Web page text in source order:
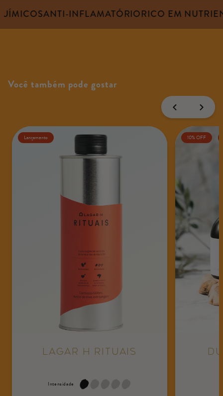
ANTI-INFLAMATÓRIORICO EM
Você também pode gostar
Lançamento
Lagar H Rituais
Intensidade
10% OFF